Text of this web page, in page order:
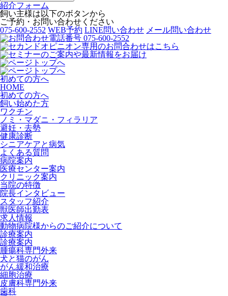
紹介フォーム
飼い主様は以下のボタンから
ご予約・お問い合わせください
075-600-2552 WEB予約 LINE問い合わせ メール問い合わせ
初めての方へ
HOME
初めての方へ
飼い始めた方
ワクチン
ノミ・マダニ・フィラリア
避妊・去勢
健康診断
シニアケアと病気
よくある質問
病院案内
医療センター案内
クリニック案内
当院の特徴
院長インタビュー
スタッフ紹介
獣医師出勤表
求人情報
動物病院様からのご紹介について
診療案内
診療案内
腫瘍科専門外来
犬と猫のがん
がん緩和治療
細胞治療
皮膚科専門外来
歯科